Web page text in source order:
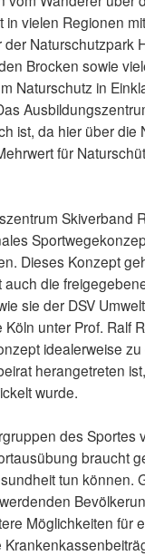
vielen Regionen
Naturschutzpark
Brocken sowie
Naturschutz in
ist, da hier über die
für
Skiverband
Dieses Konzept
die
sie der DSV
unter Prof. Ralf
idealerweise
herangetreten
wurde.
des Sportes
braucht
tun können.
Möglichkeiten für